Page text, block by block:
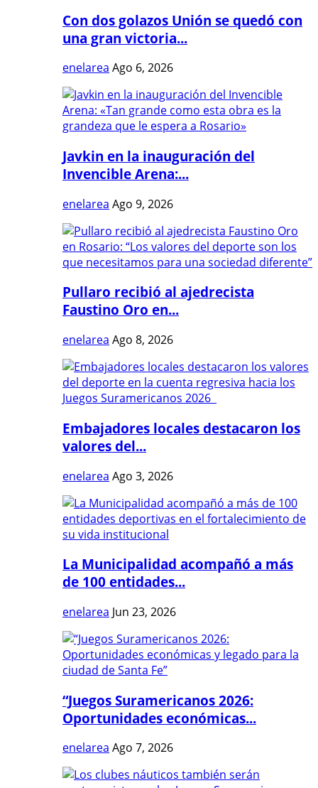
Con dos golazos Unión se quedó con
una gran victoria...
enelarea Ago 6, 2026
Javkin en la inauguración del
Invencible Arena:...
enelarea Ago 9, 2026
Pullaro recibió al ajedrecista
Faustino Oro en...
enelarea Ago 8, 2026
Embajadores locales destacaron los
valores del...
enelarea Ago 3, 2026
La Municipalidad acompañó a más
de 100 entidades...
enelarea Jun 23, 2026
“Juegos Suramericanos 2026:
Oportunidades económicas...
enelarea Ago 7, 2026